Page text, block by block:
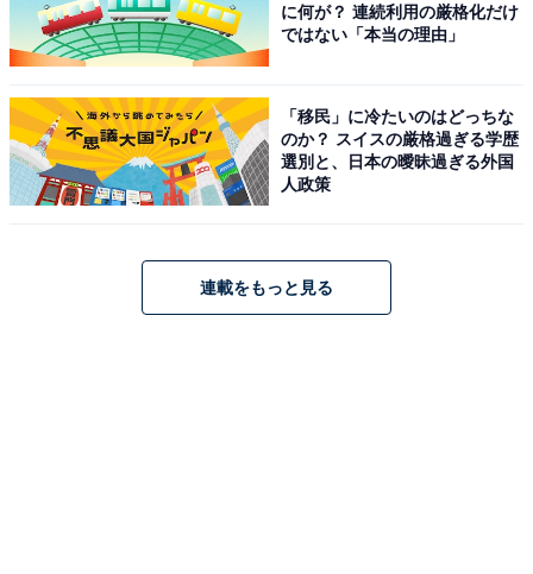
に何が？ 連続利用の厳格化だけ
ではない「本当の理由」
「移民」に冷たいのはどっちな
のか？ スイスの厳格過ぎる学歴
選別と、日本の曖昧過ぎる外国
人政策
連載をもっと見る